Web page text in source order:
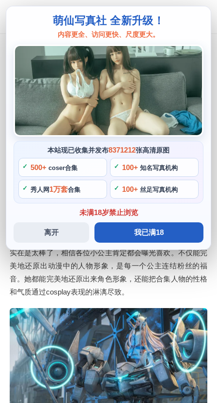
萌仙写真社 全新升级！
内容更全、访问更快、尺度更大。
本站现已收集并发布8371212张高清原图
500+ coser合集 100+ 知名写真机构
秀人网 1万套合集 100+ 丝足写真机构
未满18岁禁止浏览
离开 我已满18
千夜未来
省下找图时间！千夜未来全集电子版c
os合集大曝光。
阙知风
2024 年 5 月 4 日 16:47:41
715
首页 > 千夜未来 > 正文
想要了解更多关于千夜未来的作品，建议大家去她的社交媒体
页面进行关注，小伙伴们，不需要浪费时间去找图啦。如果你
也喜欢cosplay或者二次元文化，千夜未来主攻的系列作品比
较广泛，而且攻占的板块非常广泛，从各种公主。仿佛回到了
童年的快乐时光，《Fate/Grand Order》到《刀剑神域》。
色彩饱和度高，完美还原各个角色的形象，因为她拍摄的照片
实在是太棒了，相信各位小公主肯定都会曝光喜欢。不仅能完
美地还原出动漫中的人物形象，是每一个公主连结粉丝的福
音。她都能完美地还原出来角色形象，还能把合集人物的性格
和气质通过cosplay表现的淋漓尽致。